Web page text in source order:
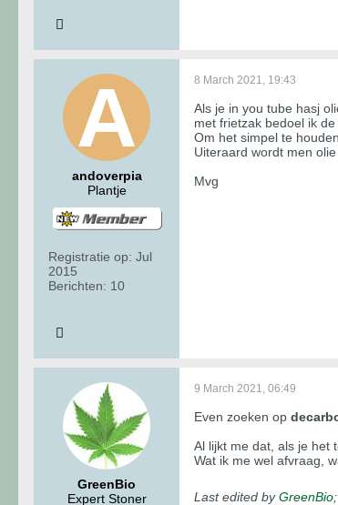
andoverpia
Plantje
Registratie op: Jul
2015
Berichten: 10
8 March 2021, 19:43
Als je in you tube hasj
met frietzak bedoel ik
Om het simpel te
Uiteraard wordt men
Mvg
GreenBio
Expert Stoner
9 March 2021, 06:49
Even zoeken op
Al lijkt me dat, als je het
Wat ik me wel afvraag,
Last edited byGreenBio;